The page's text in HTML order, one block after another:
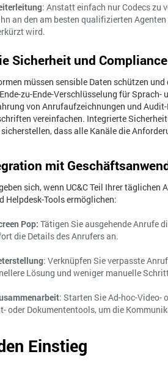
: Anstatt einfach nur Codecs zu
an den am besten qualifizierten
wird.
Sicherheit und
müssen sensible Daten schützen
zu-Ende-Verschlüsselung für
von Anrufaufzeichnungen und
vereinfachen. Integrierte
dass alle Kanäle die
mit
sich, wenn UC&C Teil Ihrer
Helpdesk-Tools ermöglichen:
Pop: Tätigen Sie ausgehende Anrufe
die Details des Anrufers an.
: Verknüpfen Sie verpasste
Lösung und weniger manuelle
: Starten Sie Ad-hoc-Video-
oder Dokumententools, um die
Einstieg